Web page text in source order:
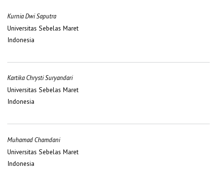
Kurnia Dwi Saputra
Universitas Sebelas Maret
Indonesia
Kartika Chrysti Suryandari
Universitas Sebelas Maret
Indonesia
Muhamad Chamdani
Universitas Sebelas Maret
Indonesia